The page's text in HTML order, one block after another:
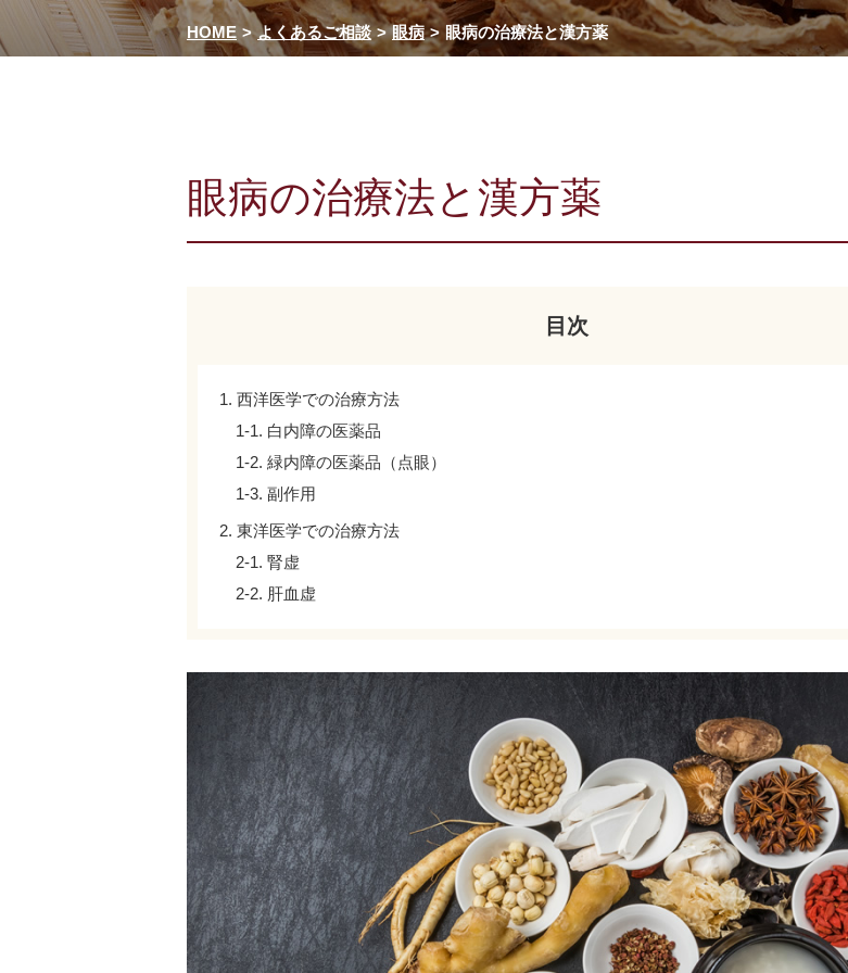
HOME よくあるご相談 眼病 眼病の治療法と漢方薬
眼病の治療法と漢方薬
目次
1. 西洋医学での治療方法
1-1. 白内障の医薬品
1-2. 緑内障の医薬品（点眼）
1-3. 副作用
2. 東洋医学での治療方法
2-1. 腎虚
2-2. 肝血虚